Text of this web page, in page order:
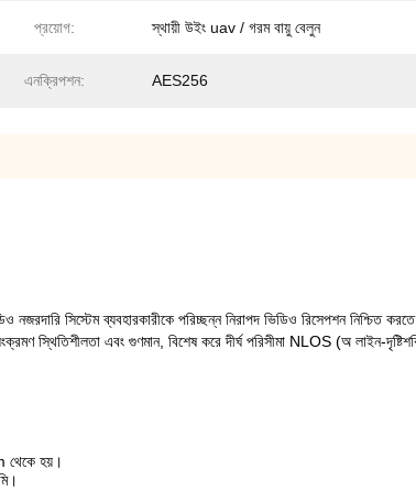
প্রয়োগ: স্থায়ী উইং uav / গরম বায়ু বেলুন
এনক্রিপশন: AES256
সিস্টেম ব্যবহারকারীকে পরিচ্ছন্ন নিরাপদ ভিডিও রিসেপশন নিশ্চিত করতে
স্থিতিশীলতা এবং গুণমান, বিশেষ করে দীর্ঘ পরিসীমা NLOS (অ লাইন-
থেকে হয়।